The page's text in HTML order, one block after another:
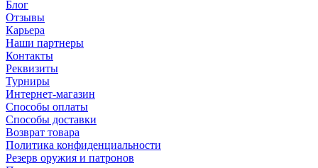
Блог
Отзывы
Карьера
Наши партнеры
Контакты
Реквизиты
Турниры
Интернет-магазин
Способы оплаты
Способы доставки
Возврат товара
Политика конфиденциальности
Резерв оружия и патронов